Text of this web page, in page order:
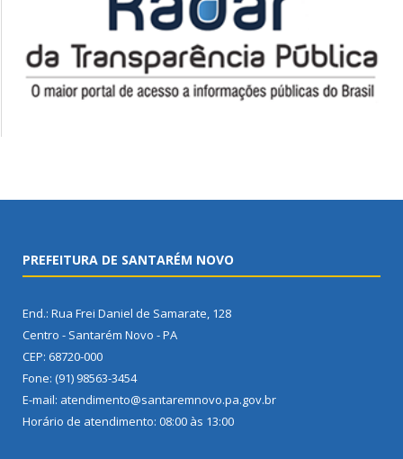
PREFEITURA DE SANTARÉM NOVO
End.: Rua Frei Daniel de Samarate, 128
Centro - Santarém Novo - PA
CEP: 68720-000
Fone: (91) 98563-3454
E-mail: atendimento@santaremnovo.pa.gov.br
Horário de atendimento: 08:00 às 13:00